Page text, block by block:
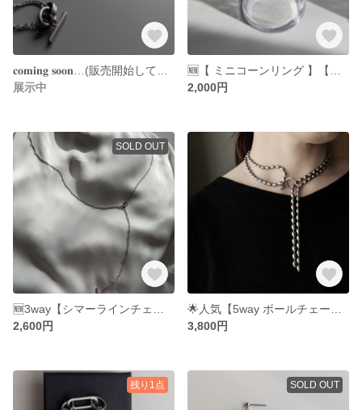
展示中
2,000円
SOLD OUT
2,600円
3,800円
残り1点 SOLD OUT